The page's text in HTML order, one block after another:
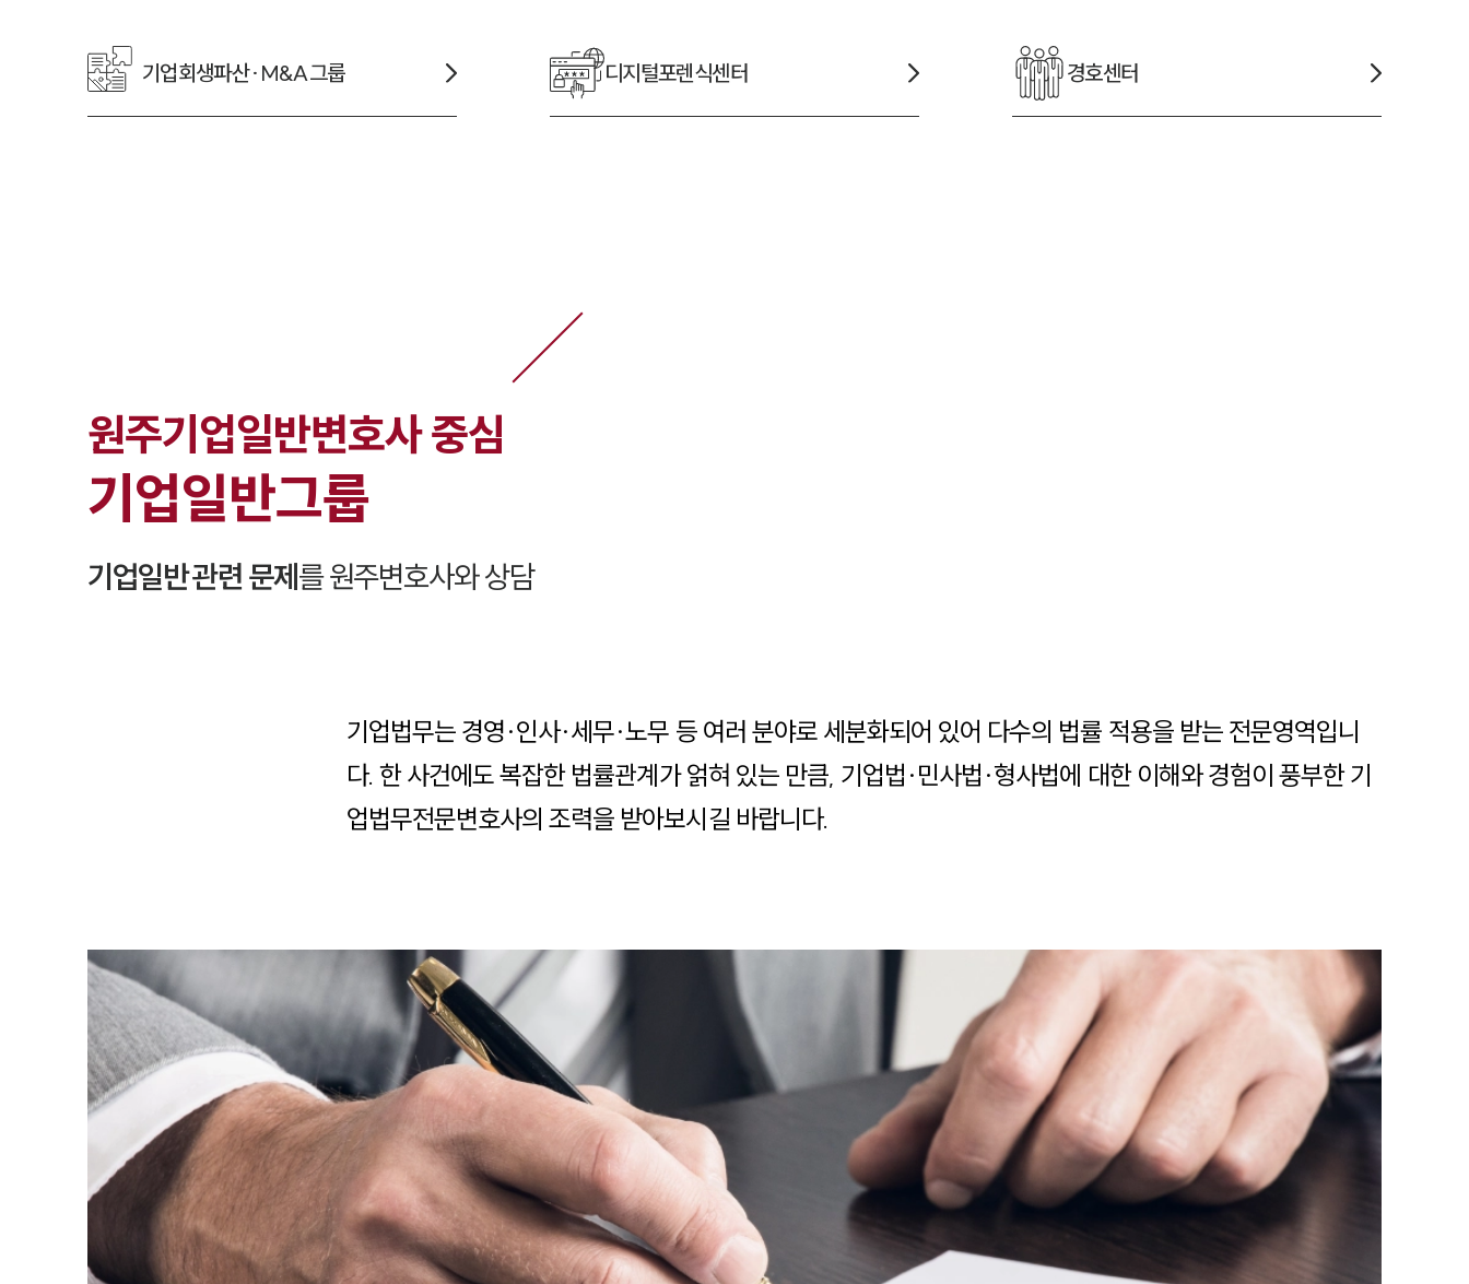
기업회생파산·M&A그룹 디지털포렌식센터 경호센터
원주기업일반변호사 중심
기업일반그룹
기업일반관련 문제 를원주변호사와 상담
기업법무는 경영·인사·세무·노무 등 여러 분야로 세분화되어 있어 다수의 법률 적용을 받는 전문영역입니
다. 한 사건에도 복잡한 법률관계가 얽혀 있는 만큼, 기업법·민사법·형사법에 대한 이해와 경험이 풍부한 기
업법무전문변호사의 조력을 받아보시길 바랍니다.